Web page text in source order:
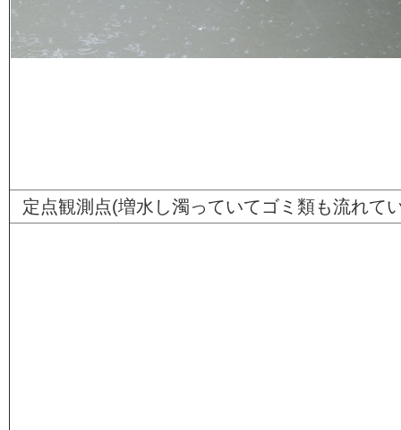
定点観測点(増水し濁っていてゴミ類も流れて